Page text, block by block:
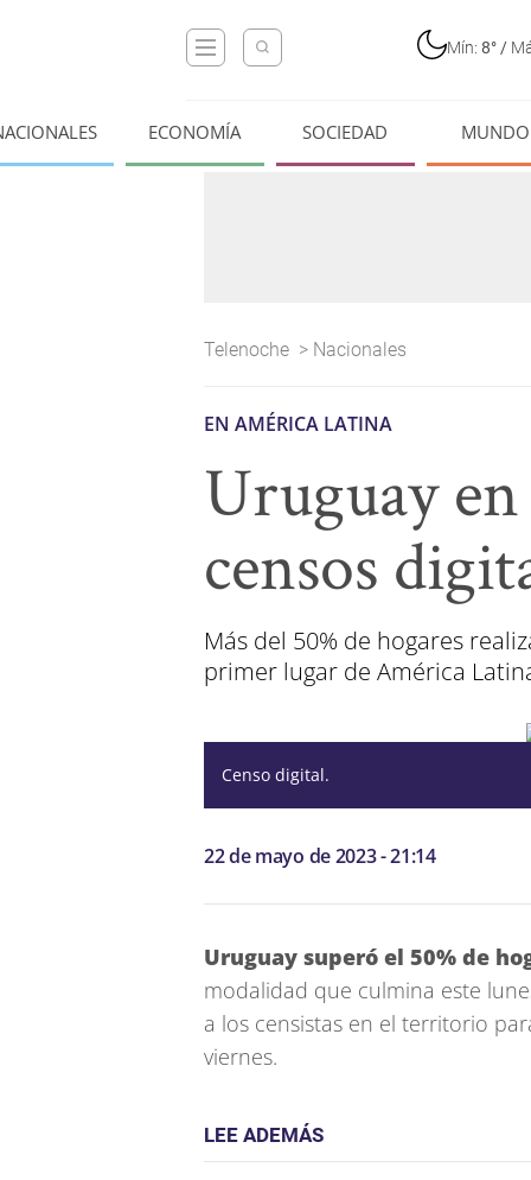
Mín: 8° /
ECONOMÍA SOCIEDAD MUNDO
Telenoche > Nacionales
EN AMÉRICA LATINA
Uruguay
censos
Más del 50% de hogares
primer lugar de América
Censo digital.
22 de mayo de 2023 - 21:14
Uruguay superó el 50% de
modalidad que culmina este
a los censistas en el territorio
viernes.
LEE ADEMÁS